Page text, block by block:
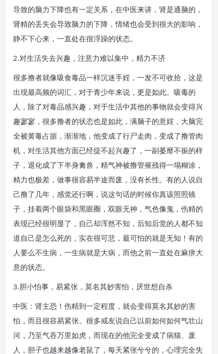
导致的脑力下降也有一定关系，在中医来讲，肾是通脑的，
肾精的丢失会导致脑力的下降，情绪也会受到很大的影响，
静不下心来，一直处在很浮躁的状态。
2.对生活失去兴趣，注意力难以集中，精力不济
很多撸者就像吸食毒品一样沉迷手婬，一发不可收拾，这是
出现最高频的词汇，对于青少年来说，更是如此。吸毒的
人，除了对毒品感兴趣，对于生活中其他的事物就会变得兴
趣寥寥，很多撸者的状态也是如此，满脑子的意婬，大脑完
全被黄毒占据，渐渐地，他变成了行尸走肉，变成了撸管肉
机，对生活其他方面已经提不起兴趣了，一副萎靡不振的样
子，退化成了下半身禽兽，精气神被撸管摧残得一塌糊涂，
精力也极差，做事很容易半途而废，没有长性。有的人说自
己撸了几年，感觉还行啊，说这句话的时候你真该照照镜
子，挂着两个眼袋和黑眼圈，双眼无神，气色像鬼，伤精的
表现已经很明显了，自己却浑然不知，后知后觉的人都不知
道自己是怎么死的，实在很可悲，最可怕的就是无知！有的
人要么不生病，一生病就是大病，而他之前一直处在麻痹大
意的状态。
3.胆小怕事，易紧张，莫名其妙害怕，厌世想自杀
中医：肾主恐！伤精到一定程度，就会变得莫名其妙的害
怕，而且很容易紧张。很多戒友说自己以前如何如何气壮山
河，乃至气吞万里如虎，而现在的他完全变成了病猫、废
人，胆子也越来越像老鼠了，每天紧张兮兮的，心理完全失